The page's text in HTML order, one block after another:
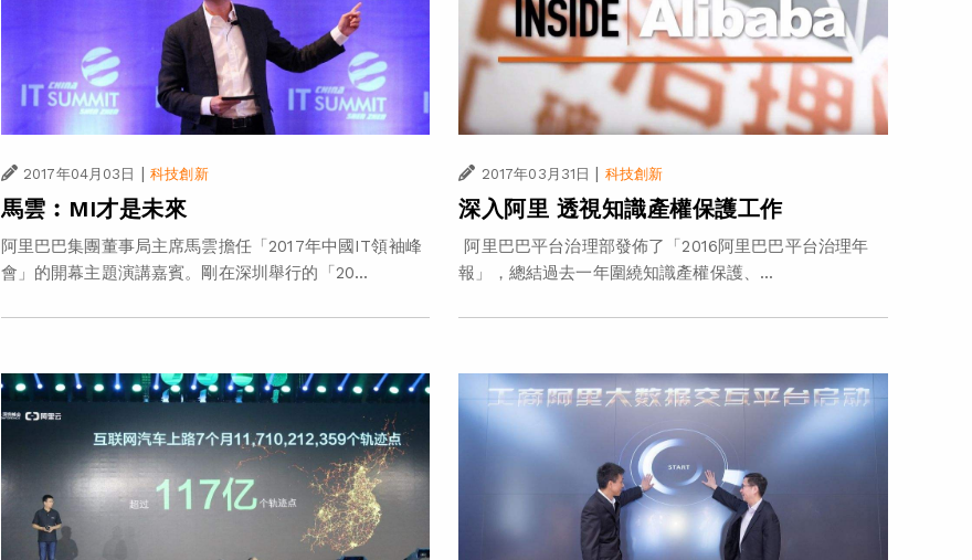
2017年04月03日 | 科技創新
馬雲︰MI才是未來
阿里巴巴集團董事局主席馬雲擔任「2017年中國IT領袖峰
會」的開幕主題演講嘉賓。剛在深圳舉行的「20...
2017年03月31日 | 科技創新
深入阿里 透視知識產權保護工作
阿里巴巴平台治理部發佈了「2016阿里巴巴平台治理年
報」，總結過去一年圍繞知識產權保護、...